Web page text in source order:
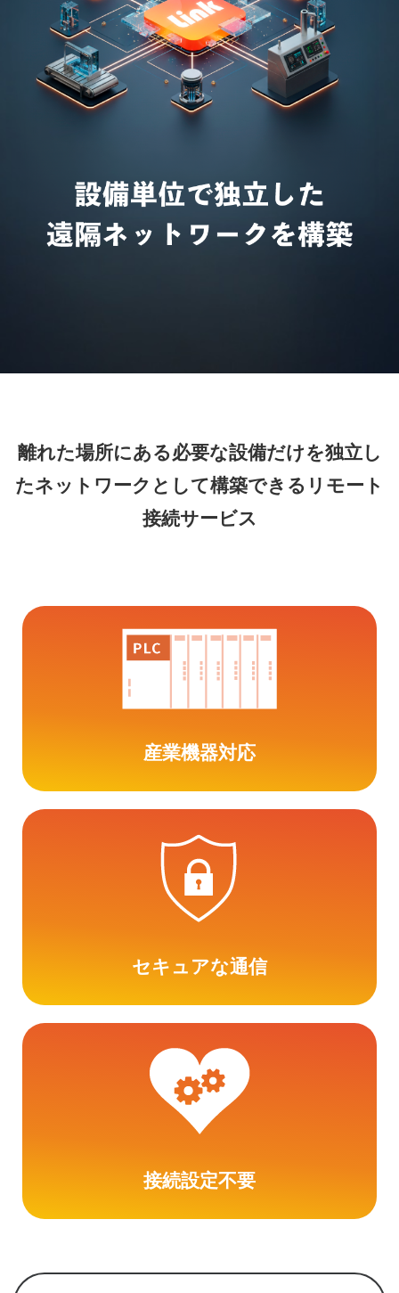
離れた場所にある必要な設備だけを独立し
たネットワークとして構築できるリモート
接続サービス
産業機器対応
セキュアな通信
接続設定不要